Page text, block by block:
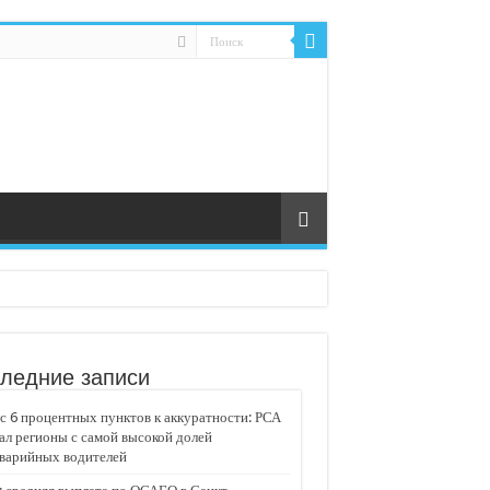
«Движение»
записи
6 процентных пунктов к аккуратности: РСА
регионы с самой высокой долей
водителей